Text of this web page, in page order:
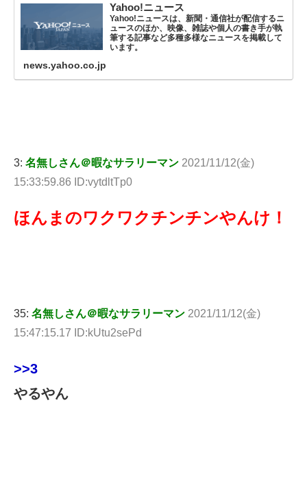
Yahoo!ニュース
Yahoo!ニュースは、新聞・通信社が配信するニ
ュースのほか、映像、雑誌や個人の書き手が執
筆する記事など多種多様なニュースを掲載して
います。
news.yahoo.co.jp
3: 名無しさん＠暇なサラリーマン 2021/11/12(金)
15:33:59.86 ID:vytdltTp0
ほんまのワクワクチンチンやんけ！
35: 名無しさん＠暇なサラリーマン 2021/11/12(金)
15:47:15.17 ID:kUtu2sePd
>>3
やるやん